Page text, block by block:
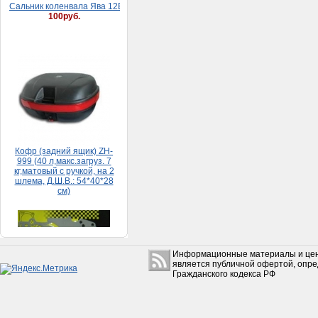
Кофр (задний ящик) ZH-
999 (40 л,макс.загруз. 7
кг,матовый с ручкой, на 2
шлема, Д.Ш.В.: 54*40*28
см)
Набор прокладок HONDA
DIO 65 (большой)
Информационные материалы и
является публичной офертой,
Гражданского кодекса РФ